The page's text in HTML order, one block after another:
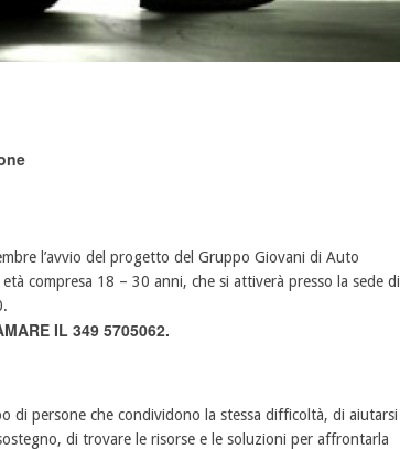
l’avvio del progetto del Gruppo Giovani di Auto
compresa 18 – 30 anni, che si attiverà presso la sede di
IL 349 5705062.
di persone che condividono la stessa difficoltà, di aiutarsi
di trovare le risorse e le soluzioni per affrontarla